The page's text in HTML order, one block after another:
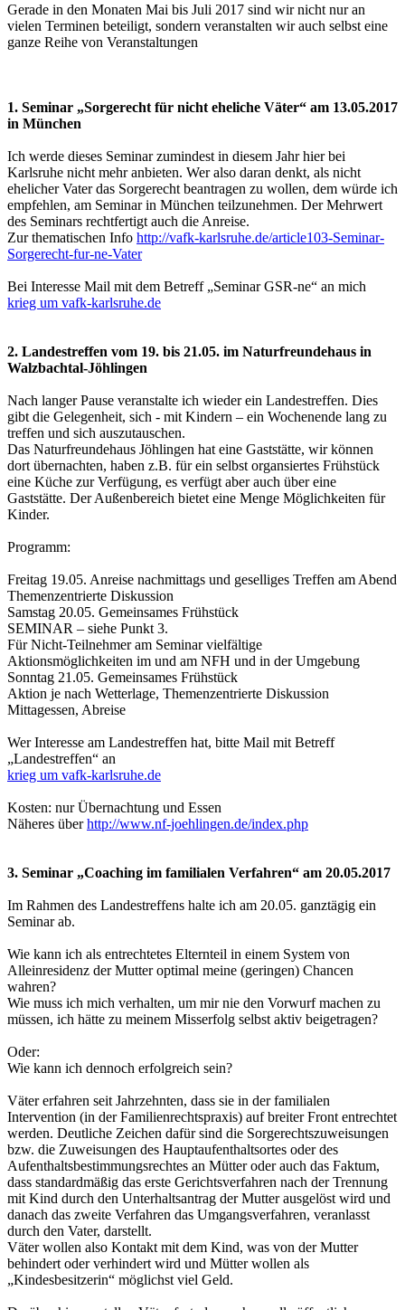
Gerade in den Monaten Mai bis Juli 2017 sind wir nicht nur an
vielen Terminen beteiligt, sondern veranstalten wir auch selbst eine
ganze Reihe von Veranstaltungen
1. Seminar „Sorgerecht für nicht eheliche Väter“ am 13.05.2017
in München
Ich werde dieses Seminar zumindest in diesem Jahr hier bei
Karlsruhe nicht mehr anbieten. Wer also daran denkt, als nicht
ehelicher Vater das Sorgerecht beantragen zu wollen, dem würde ich
empfehlen, am Seminar in München teilzunehmen. Der Mehrwert
des Seminars rechtfertigt auch die Anreise.
Zur thematischen Info http://vafk-karlsruhe.de/article103-Seminar-
Sorgerecht-fur-ne-Vater
Bei Interesse Mail mit dem Betreff „Seminar GSR-ne“ an mich
krieg um vafk-karlsruhe.de
2. Landestreffen vom 19. bis 21.05. im Naturfreundehaus in
Walzbachtal-Jöhlingen
Nach langer Pause veranstalte ich wieder ein Landestreffen. Dies
gibt die Gelegenheit, sich - mit Kindern – ein Wochenende lang zu
treffen und sich auszutauschen.
Das Naturfreundehaus Jöhlingen hat eine Gaststätte, wir können
dort übernachten, haben z.B. für ein selbst organsiertes Frühstück
eine Küche zur Verfügung, es verfügt aber auch über eine
Gaststätte. Der Außenbereich bietet eine Menge Möglichkeiten für
Kinder.
Programm:
Freitag 19.05. Anreise nachmittags und geselliges Treffen am Abend
Themenzentrierte Diskussion
Samstag 20.05. Gemeinsames Frühstück
SEMINAR – siehe Punkt 3.
Für Nicht-Teilnehmer am Seminar vielfältige
Aktionsmöglichkeiten im und am NFH und in der Umgebung
Sonntag 21.05. Gemeinsames Frühstück
Aktion je nach Wetterlage, Themenzentrierte Diskussion
Mittagessen, Abreise
Wer Interesse am Landestreffen hat, bitte Mail mit Betreff
„Landestreffen“ an
krieg um vafk-karlsruhe.de
Kosten: nur Übernachtung und Essen
Näheres überhttp://www.nf-joehlingen.de/index.php
3. Seminar „Coaching im familialen Verfahren“ am 20.05.2017
Im Rahmen des Landestreffens halte ich am 20.05. ganztägig ein
Seminar ab.
Wie kann ich als entrechtetes Elternteil in einem System von
Alleinresidenz der Mutter optimal meine (geringen) Chancen
wahren?
Wie muss ich mich verhalten, um mir nie den Vorwurf machen zu
müssen, ich hätte zu meinem Misserfolg selbst aktiv beigetragen?
Oder:
Wie kann ich dennoch erfolgreich sein?
Väter erfahren seit Jahrzehnten, dass sie in der familialen
Intervention (in der Familienrechtspraxis) auf breiter Front entrechtet
werden. Deutliche Zeichen dafür sind die Sorgerechtszuweisungen
bzw. die Zuweisungen des Hauptaufenthaltsortes oder des
Aufenthaltsbestimmungsrechtes an Mütter oder auch das Faktum,
dass standardmäßig das erste Gerichtsverfahren nach der Trennung
mit Kind durch den Unterhaltsantrag der Mutter ausgelöst wird und
danach das zweite Verfahren das Umgangsverfahren, veranlasst
durch den Vater, darstellt.
Väter wollen also Kontakt mit dem Kind, was von der Mutter
behindert oder verhindert wird und Mütter wollen als
„Kindesbesitzerin“ möglichst viel Geld.